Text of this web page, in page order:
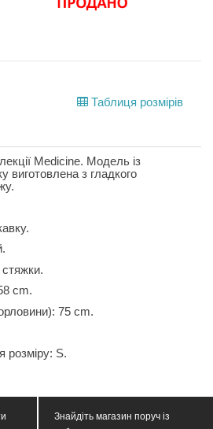
Таблиця розмірів
Medicine. Модель із
виготовлена з гладкого
cm.
75 cm.
розміру: S.
Знайдіть магазин поруч із